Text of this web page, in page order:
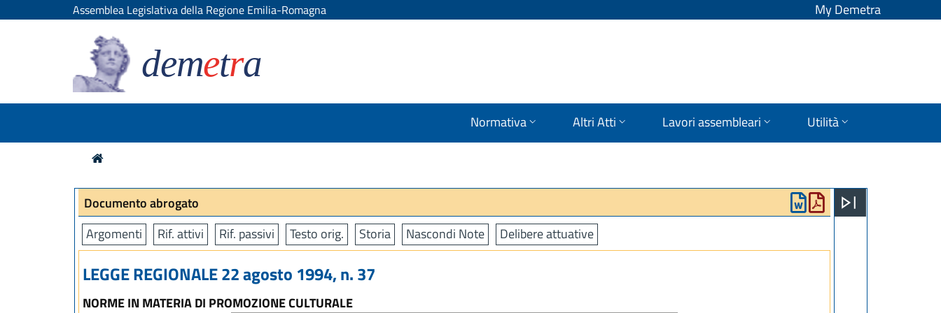
Assemblea Legislativa della Regione Emilia-Romagna My Demetra
demetra
Normativa Altri Atti Lavori assembleari Utilità
Documento abrogato
Argomenti
Rif. attivi Rif. passivi Testo orig. Storia Nascondi Note Delibere attuative
LEGGE REGIONALE 22 agosto 1994, n. 37
NORME IN MATERIA DI PROMOZIONE CULTURALE